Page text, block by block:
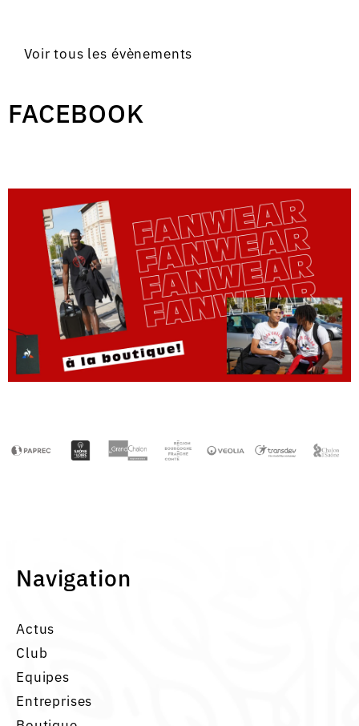
Voir tous les évènements
FACEBOOK
Navigation
Actus
Club
Equipes
Entreprises